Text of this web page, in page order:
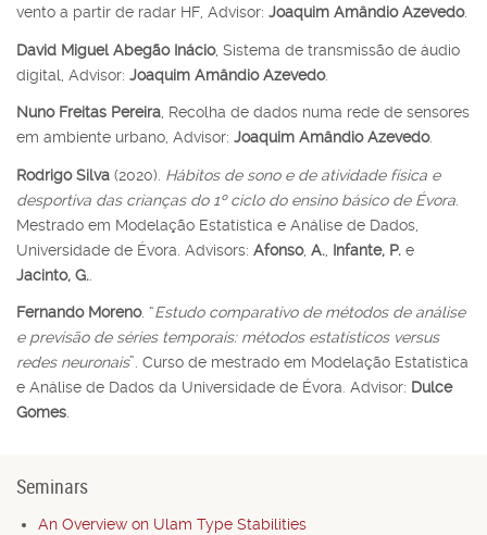
vento a partir de radar HF, Advisor: Joaquim Amândio Azevedo.
David Miguel Abegão Inácio, Sistema de transmissão de áudio
digital, Advisor: Joaquim Amândio Azevedo.
Nuno Freitas Pereira , Recolha de dados numa rede de sensores
em ambiente urbano, Advisor: Joaquim Amândio Azevedo.
Rodrigo Silva (2020). Hábitos de sono e de atividade física e
desportiva das crianças do 1º ciclo do ensino básico de Évora
Mestrado em Modelação Estatística e Análise de Dados,
Universidade de Évora. Advisors: Afonso, A. Infante, P. e
Jacinto, G.
Fernando Moreno. “Estudo comparativo de métodos de análise
e previsão de séries temporais: métodos estatísticos versus
redes neuronais”. Curso de mestrado em Modelação Estatística
e Análise de Dados da Universidade de Évora. Advisor: Dulce
Gomes
Seminars
An Overview on Ulam Type Stabilities